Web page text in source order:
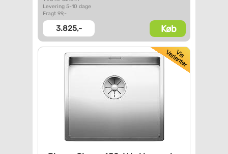
Levering 5-10 dage
Fragt 99,-
3.825,- Køb